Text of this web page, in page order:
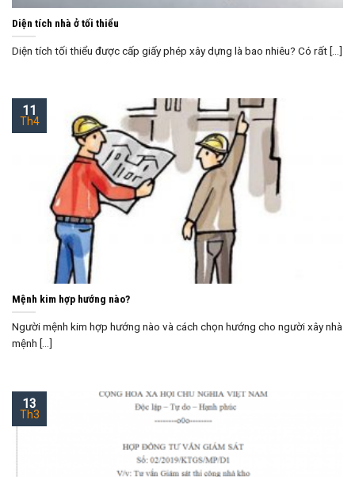
Diện tích nhà ở tối thiểu
Diện tích tối thiểu được cấp giấy phép xây dựng là bao nhiêu? Có rất [...]
Mệnh kim hợp hướng nào?
Người mệnh kim hợp hướng nào và cách chọn hướng cho người xây nhà
mệnh [...]
11
Th4
13
Th3